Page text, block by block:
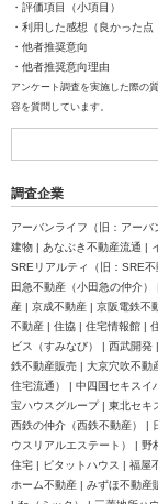
・評価項目（小項目）
・利用した感想（良かった点
・他者推奨意向
・他者推奨意向理由
アンケート調査を実施した際の
容を質問しています。
調査企業
アーバンライフ（旧：アー
建物 | あなぶき不動産流通 |
SREリアルティ（旧：SRE
田急不動産（小田急の仲介
産 | 京成不動産 | 京阪電鉄不
不動産 | 住協 | 住宅情報館 |
ビス（すみなび） | 西武開
鉄不動産販売 | 大京穴吹不動
住宅流通） | 中四国セキスイ
宝ハウスグループ | 東北セキ
西鉄の仲介（西鉄不動産） |
ウスリアルエステート） |
住宅 | ピタットハウス | 福屋
ホーム不動産 | みずほ不動産